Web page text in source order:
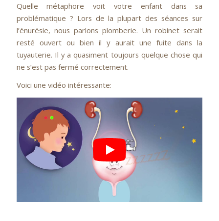
Quelle métaphore voit votre enfant dans sa
problématique ? Lors de la plupart des séances sur
l’énurésie, nous parlons plomberie. Un robinet serait
resté ouvert ou bien il y aurait une fuite dans la
tuyauterie. Il y a quasiment toujours quelque chose qui
ne s’est pas fermé correctement.
Voici une vidéo intéressante: